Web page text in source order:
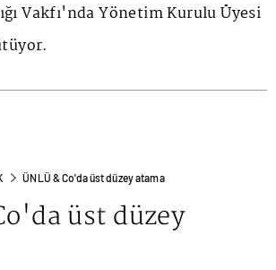
Vakfı'nda Yönetim Kurulu Üyesi
ÜNLÜ & Co'da üst düzey atama
üst düzey